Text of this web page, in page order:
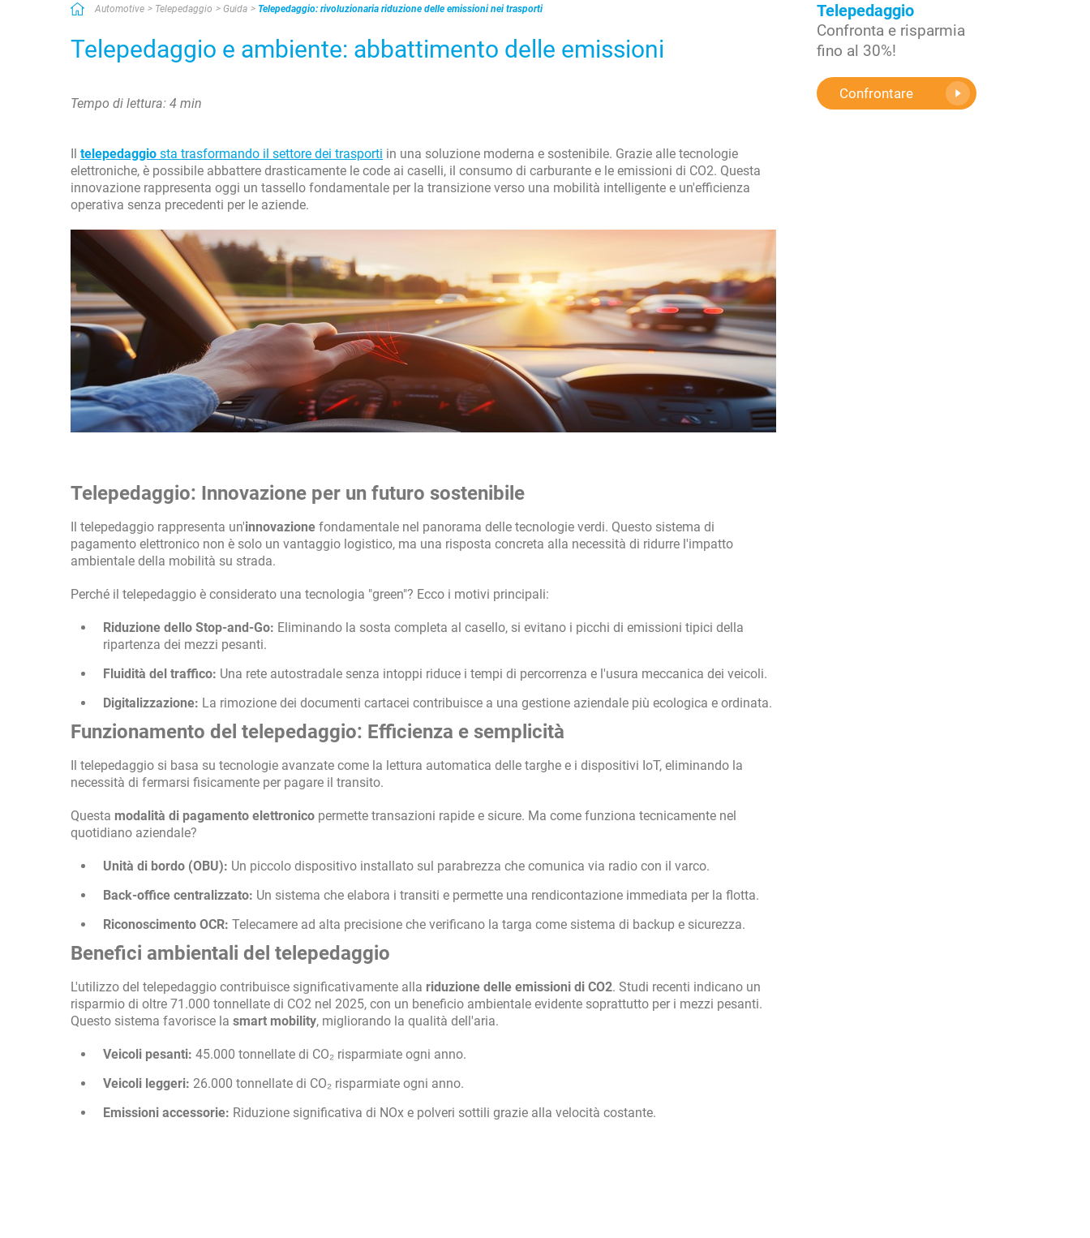
Automotive Telepedaggio Guida Telepedaggio: rivoluzionaria riduzione delle emissioni nei trasporti
Telepedaggio e ambiente: abbattimento delle emissioni
Tempo di lettura: 4 min
Il telepedaggio sta trasformando il settore dei trasporti in una soluzione moderna e sostenibile. Grazie alle tecnologie
elettroniche, è possibile abbattere drasticamente le code ai caselli, il consumo di carburante e le emissioni di CO2. Questa
innovazione rappresenta oggi un tassello fondamentale per la transizione verso una mobilità intelligente e un'efficienza
operativa senza precedenti per le aziende.
Telepedaggio: Innovazione per un futuro sostenibile
Il telepedaggio rappresenta un'innovazione fondamentale nel panorama delle tecnologie verdi. Questo sistema di
pagamento elettronico non è solo un vantaggio logistico, ma una risposta concreta alla necessità di ridurre l'impatto
ambientale della mobilità su strada.
Perché il telepedaggio è considerato una tecnologia "green"? Ecco i motivi principali:
Riduzione dello Stop-and-Go: Eliminando la sosta completa al casello, si evitano i picchi di emissioni tipici della
ripartenza dei mezzi pesanti.
Fluidità del traffico: Una rete autostradale senza intoppi riduce i tempi di percorrenza e l'usura meccanica dei veicoli.
Digitalizzazione: La rimozione dei documenti cartacei contribuisce a una gestione aziendale più ecologica e ordinata.
Funzionamento del telepedaggio: Efficienza e semplicità
Il telepedaggio si basa su tecnologie avanzate come la lettura automatica delle targhe e i dispositivi IoT, eliminando la
necessità di fermarsi fisicamente per pagare il transito.
Questa modalità di pagamento elettronico permette transazioni rapide e sicure. Ma come funziona tecnicamente nel
quotidiano aziendale?
Unità di bordo (OBU): Un piccolo dispositivo installato sul parabrezza che comunica via radio con il varco.
Back-office centralizzato: Un sistema che elabora i transiti e permette una rendicontazione immediata per la flotta.
Riconoscimento OCR: Telecamere ad alta precisione che verificano la targa come sistema di backup e sicurezza.
Benefici ambientali del telepedaggio
L'utilizzo del telepedaggio contribuisce significativamente alla riduzione delle emissioni di CO2. Studi recenti indicano un
risparmio di oltre 71.000 tonnellate di CO2 nel 2025, con un beneficio ambientale evidente soprattutto per i mezzi pesanti.
Questo sistema favorisce la smart mobility, migliorando la qualità dell'aria.
Veicoli pesanti: 45.000 tonnellate di CO₂ risparmiate ogni anno.
Veicoli leggeri: 26.000 tonnellate di CO₂ risparmiate ogni anno.
Emissioni accessorie: Riduzione significativa di NOx e polveri sottili grazie alla velocità costante.
Telepedaggio
Confronta e risparmia
fino al 30%!
Confrontare